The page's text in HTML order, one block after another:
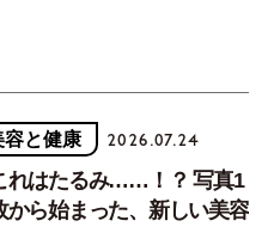
容と健康 2026.07.24
れはたるみ……！？ 写真1
から始まった、新しい美容